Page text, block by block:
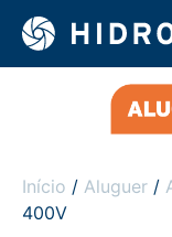
Início / Aluguer /
400V